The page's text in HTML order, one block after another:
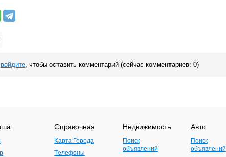
войдите, чтобы оставить комментарий (сейчас комментариев: 0)
Справочная
Карта Города
Телефоны
Недвижимость
Поиск
объявлений
Авто
Поиск
объявлений